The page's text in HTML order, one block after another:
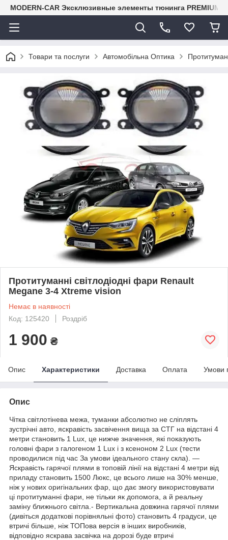
MODERN-CAR Эксклюзивные элементы тюнинга PREMIUM-
Товари та послуги Автомобільна Оптика
Протитуманні світлодіодні фари Renault
Megane 3-4 Xtreme vision
Немає в наявності
Код: 125420
Роздріб
1 900 ₴
Опис Характеристики Доставка Оплата Умови
Опис
Чітка світлотінева межа, туманки абсолютно не сліплять
зустрічні авто, яскравість засвічення вища за СТГ на відстані 4
метри становить 1 Lux, це нижче значення, які показують
головні фари з галогеном 1 Lux і з ксеноном 2 Lux (тести
проводилися під час За умови ідеального стану скла). —
Яскравість гарячої плями в топовій лінії на відстані 4 метри від
приладу становить 1500 Люкс, це всього лише на 30% менше,
ніж у нових оригінальних фар, що дає змогу використовувати
ці протитуманні фари, не тільки як допомога, а й реальну
заміну ближнього світла.- Вертикальна довжина гарячої плями
(дивіться додаткові порівняльні фото) становить 4 градуси, це
втричі більше, ніж ТОПова версія в інших виробників,
відповідно яскрава засвічка на дорозі буде втричі